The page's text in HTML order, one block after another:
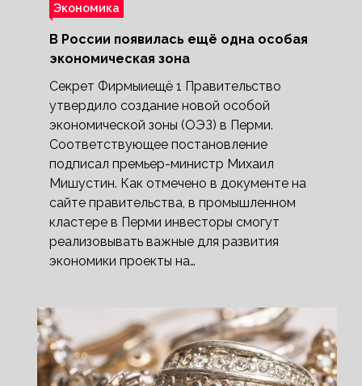
Экономика
В России появилась ещё одна особая
экономическая зона
Секрет Фирмыиещё 1 Правительство
утвердило создание новой особой
экономической зоны (ОЭЗ) в Перми.
Соответствующее постановление
подписал премьер-министр Михаил
Мишустин. Как отмечено в документе на
сайте правительства, в промышленном
кластере в Перми инвесторы смогут
реализовывать важные для развития
экономики проекты на…